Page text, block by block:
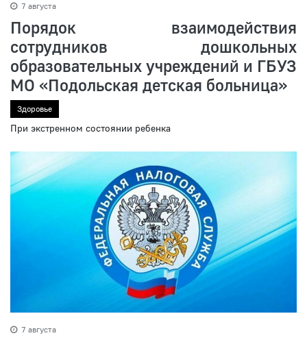
7 августа
Порядок взаимодействия
сотрудников дошкольных
образовательных учреждений и ГБУЗ
МО «Подольская детская больница»
Здоровье
При экстренном состоянии ребенка
7 августа